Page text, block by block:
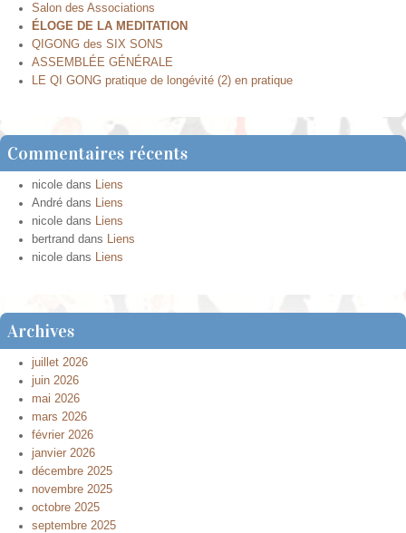
Salon des Associations
ÉLOGE DE LA MEDITATION
QIGONG des SIX SONS
ASSEMBLÉE GÉNÉRALE
LE QI GONG pratique de longévité (2) en pratique
Commentaires récents
nicole dans Liens
André dans Liens
nicole dans Liens
bertrand dans Liens
nicole dans Liens
Archives
juillet 2026
juin 2026
mai 2026
mars 2026
février 2026
janvier 2026
décembre 2025
novembre 2025
octobre 2025
septembre 2025